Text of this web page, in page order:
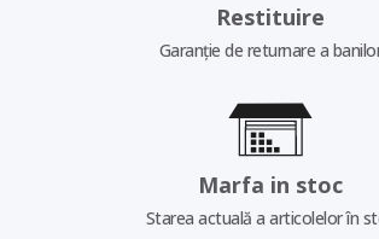
Restituire
Garanție de returnare a
Marfa in stoc
Starea actuală a articolelor în